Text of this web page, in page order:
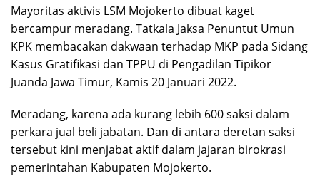
Mayoritas aktivis LSM Mojokerto dibuat kaget
bercampur meradang. Tatkala Jaksa Penuntut Umun
KPK membacakan dakwaan terhadap MKP pada Sidang
Kasus Gratifikasi dan TPPU di Pengadilan Tipikor
Juanda Jawa Timur, Kamis 20 Januari 2022.
Meradang, karena ada kurang lebih 600 saksi dalam
perkara jual beli jabatan. Dan di antara deretan saksi
tersebut kini menjabat aktif dalam jajaran birokrasi
pemerintahan Kabupaten Mojokerto.